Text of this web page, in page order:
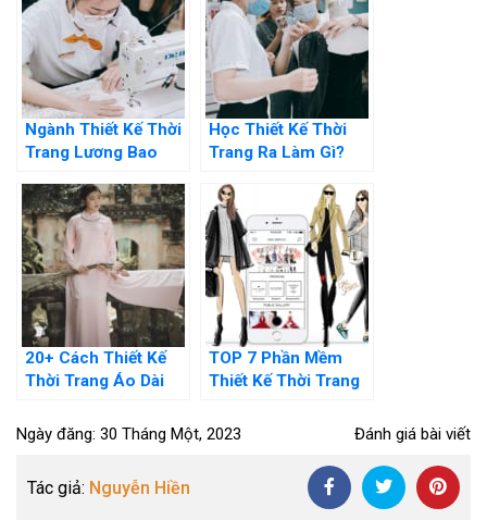
Ngành Thiết Kế Thời
Trang Lương Bao
Thấp?
Học Thiết Kế Thời
Trang Ra Làm Gì?
Cần Biết
20+ Cách Thiết Kế
Thời Trang Áo Dài
Đầu Cực Dễ
TOP 7 Phần Mềm
Thiết Kế Thời Trang
Nghiệp Nhất
Ngày đăng: 30 Tháng Một, 2023 Đánh giá bài viết
Tác giả: Nguyễn Hiền